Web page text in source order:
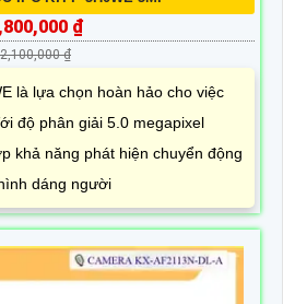
₫
2,100,000 ₫
là lựa chọn hoàn hảo cho việc
độ phân giải 5.0 megapixel
khả năng phát hiện chuyển động
dáng người